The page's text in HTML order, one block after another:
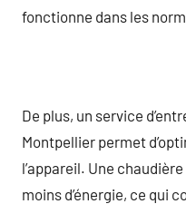
fonctionne dans les
De plus, un service
Montpellier permet
l’appareil. Une
moins d’énergie, ce qui